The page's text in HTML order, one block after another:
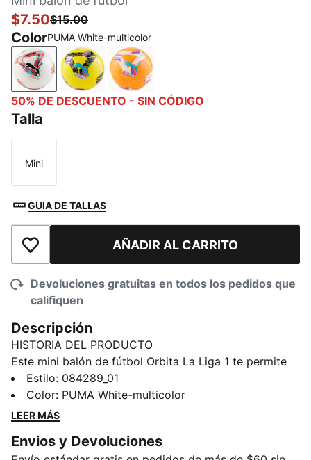
$7.50$15.00
ColorPUMA White-multicolor
PUMA White-multicolor
Pelé Yellow-multicolor
Fluo Orange-multicolor
50% DE DESCUENTO - SIN CÓDIGO
Talla
Talla
Mini
GUIA DE TALLAS
Añadir a la lista de deseosAÑADIR AL CARRITO
Devoluciones gratuitas en todos los pedidos que
califiquen
Descripción
HISTORIA DEL PRODUCTO
Este mini balón de fútbol Orbita La Liga 1 te permite
desarrollar tus habilidades como lo hacen los
jugadores profesionales. Presenta un diseño de 32
paneles cosidos a máquina, para mejor retención de la
interna de gomaespuma, para un contacto más suave.
Estilo: 084289_01
Color: PUMA White-multicolor
LEER MÁS
Envios y Devoluciones